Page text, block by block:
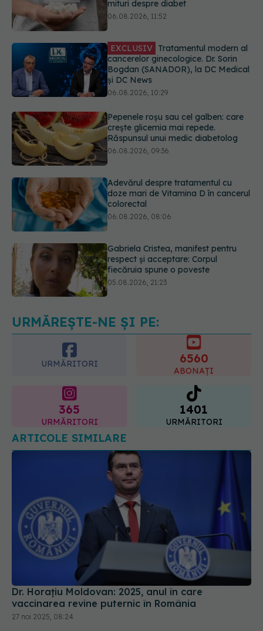
EXCLUSIV Tratamentul modern al
cancerelor ginecologice. Dr. Sorin
06.08.2026, 10:29
Pepenele roșu sau cel galben: care
crește glicemia mai repede.
Răspunsul unui medic diabetolog
Adevărul despre tratamentul cu
doze mari de Vitamina D în cancerul
Gabriela Cristea, manifest pentru
respect și acceptare: Corpul
Medicii de la Fundeni demontează
unul dintre cele mai răspândite
URMĂREȘTE-NE ȘI PE:
URMĂRITORI 6560
ABONAȚI
365
URMĂRITORI
1401
URMĂRITORI
ARTICOLE SIMILARE
Dr. Horațiu Moldovan: 2025, anul în care
vaccinarea revine puternic în România
27 noi 2025, 08:24